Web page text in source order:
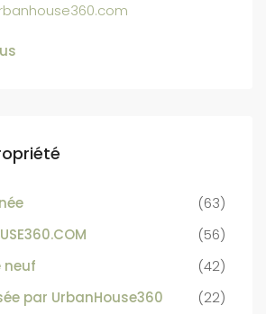
(63)
(56)
neuf
(42)
par UrbanHouse360
(22)